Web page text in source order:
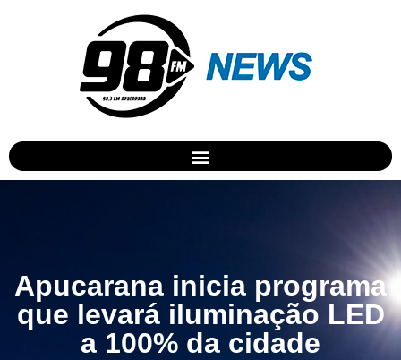
Apucarana inicia programa
que levará iluminação LED
a 100% da cidade